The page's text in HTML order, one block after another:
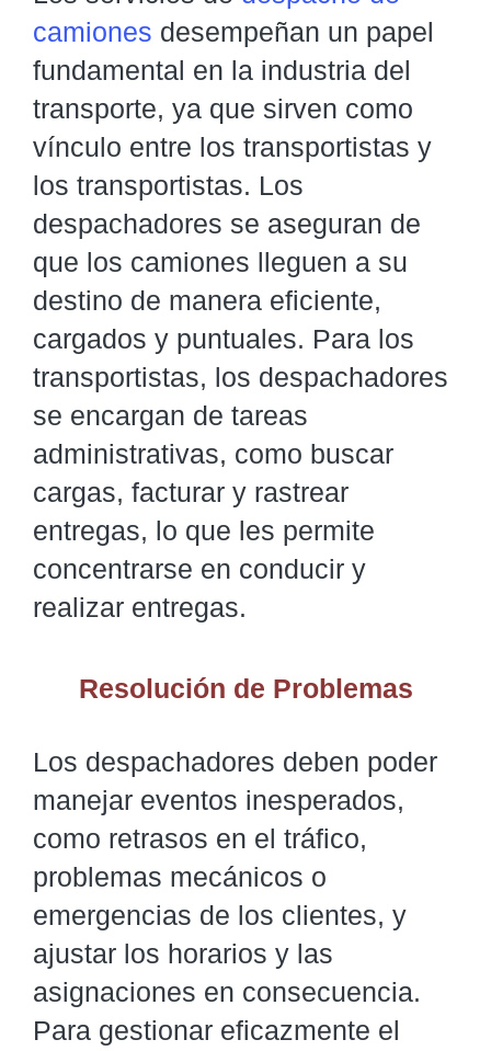
camiones desempeñan un papel
fundamental en la industria del
transporte, ya que sirven como
vínculo entre los transportistas y
los transportistas. Los
despachadores se aseguran de
que los camiones lleguen a su
destino de manera eficiente,
cargados y puntuales. Para los
transportistas, los despachadores
se encargan de tareas
administrativas, como buscar
cargas, facturar y rastrear
entregas, lo que les permite
concentrarse en conducir y
realizar entregas.
Resolución de Problemas
Los despachadores deben poder
manejar eventos inesperados,
como retrasos en el tráfico,
problemas mecánicos o
emergencias de los clientes, y
ajustar los horarios y las
asignaciones en consecuencia.
Para gestionar eficazmente el